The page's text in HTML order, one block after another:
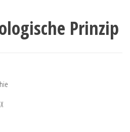
Prinzip